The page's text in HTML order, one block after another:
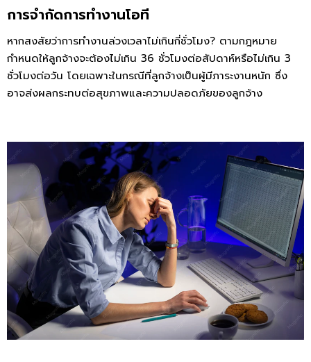
การจำกัดการทำงานโอที
หากสงสัยว่าการทํางานล่วงเวลาไม่เกินกี่ชั่วโมง? ตามกฎหมาย
กำหนดให้ลูกจ้างจะต้องไม่เกิน 36 ชั่วโมงต่อสัปดาห์หรือไม่เกิน 3
ชั่วโมงต่อวัน โดยเฉพาะในกรณีที่ลูกจ้างเป็นผู้มีภาระงานหนัก ซึ่ง
อาจส่งผลกระทบต่อสุขภาพและความปลอดภัยของลูกจ้าง